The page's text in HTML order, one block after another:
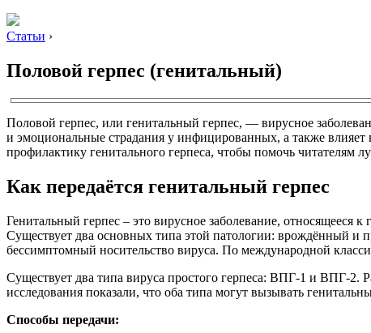
Статьи ›
Половой герпес (генитальный)
Половой герпес, или генитальный герпес, — вирусное
и эмоциональные страдания у инфицированных, а также
профилактику генитального герпеса, чтобы помочь читателям
Как передаётся генитальный герпес
Генитальный герпес – это вирусное заболевание, относящееся
Существует два основных типа этой патологии: врождённый
бессимптомный носительство вируса. По международной
Существует два типа вируса простого герпеса: ВПГ-1 и ВПГ-2.
исследования показали, что оба типа могут вызывать
Способы передачи: